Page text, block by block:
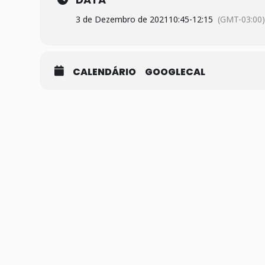
3 de Dezembro de 2021 10:45-12:15 (GMT-03:00)
CALENDÁRIO GOOGLECAL